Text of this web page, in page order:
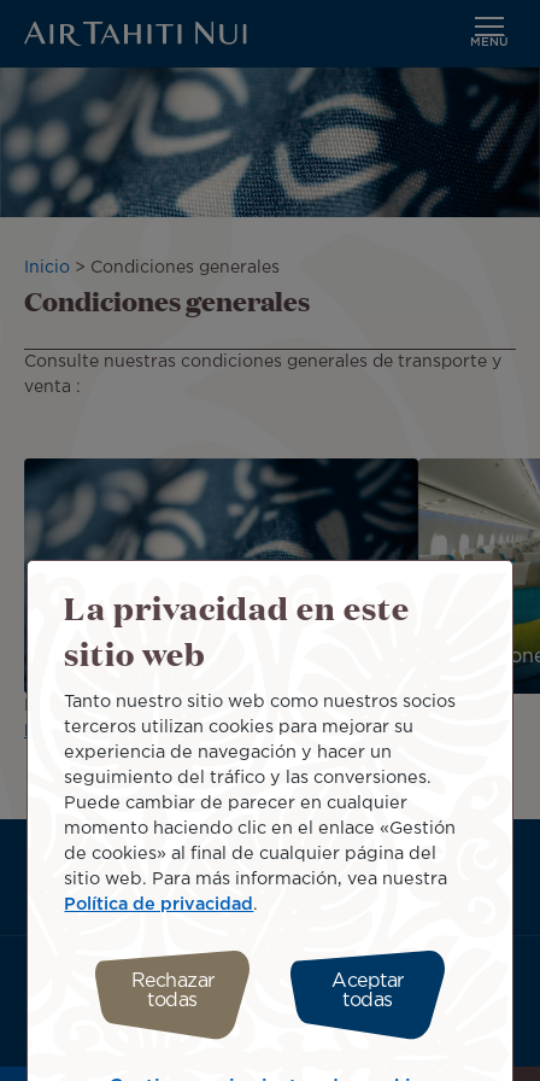
Saltar
contenido
principal
MENÚ
Sobrescribir
enlaces
a
la
Inicio Condiciones generales
Condiciones generales
Consulte nuestras condiciones generales de transporte y
venta :
Condiciones generales de transporte
Haga clic aquí para leer lasAirline Passengers with
Disabilities Bill of Rights.
ATN:
Footer
menu
Acerca de
Descargue la aplicación de Air Tahiti Nui:
La privacidad en este
sitio web
Tanto nuestro sitio web como nuestros socios
terceros utilizan cookies para mejorar su
experiencia de navegación y hacer un
seguimiento del tráfico y las conversiones.
Puede cambiar de parecer en cualquier
momento haciendo clic en el enlace «Gestión
de cookies» al final de cualquier página del
sitio web. Para más información, vea nuestra
Política de privacidad .
Rechazar
todas
Aceptar
todas